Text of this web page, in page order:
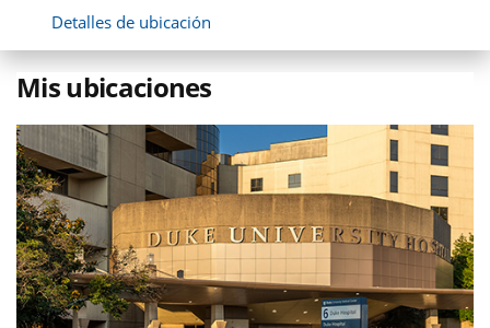
Detalles de ubicación
Mis ubicaciones